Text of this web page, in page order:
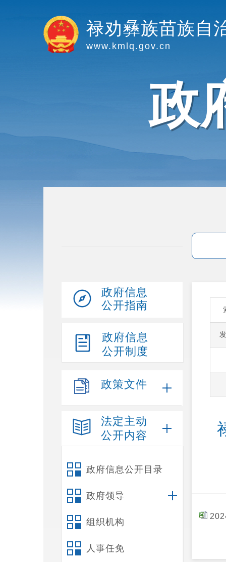
禄劝彝族苗族自
www.kmlq.gov.cn
政
政府信息
公开指南
政府信息
公开制度
政策文件
法定主动
公开内容
政府信息公开目录
政府领导
组织机构
人事任免